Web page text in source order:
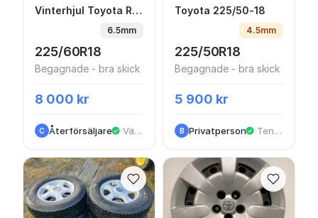
Vinterhjul Toyota Rav-4 18 Goodyear
Vinterhjul Toyota Rav-4 18 Goodyear
6.5mm
225/60R18
Begagnade - bra skick
8 000 kr
C Återförsäljare · Västhagagatan
Toyota 225/50-18
Toyota 225/50-18
4.5mm
225/50R18
Begagnade - bra skick
5 900 kr
B Privatperson · Tenhult